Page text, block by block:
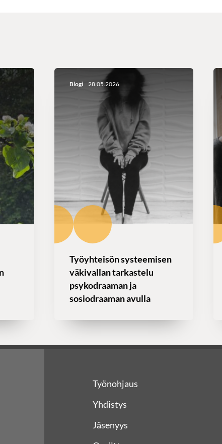
Blogi 28.05.2026
Työyhteisön systeemisen
väkivallan tarkastelu
psykodraaman ja
sosiodraaman avulla
Työnohjaus
Yhdistys
Jäsenyys